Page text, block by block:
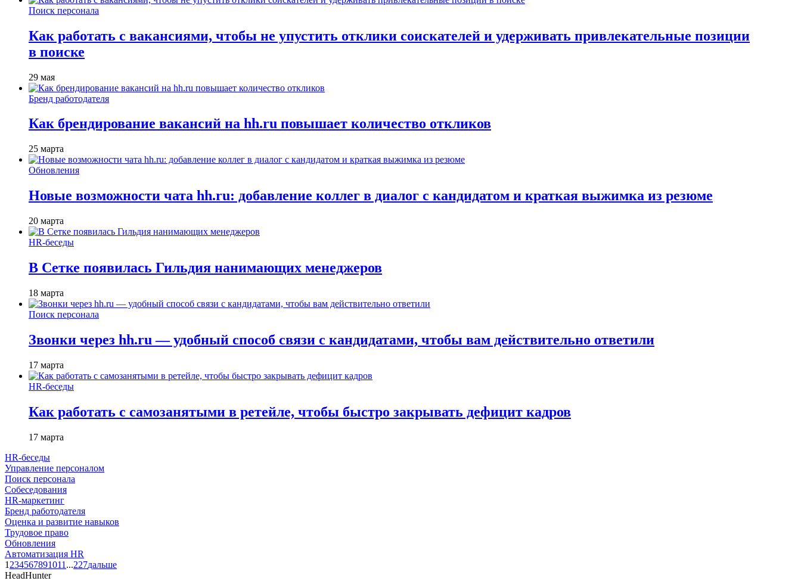
Поиск персонала
Как работать с вакансиями, чтобы не упустить отклики соискателей и удерживать привлекательные позиции
в поиске
29 мая
Бренд работодателя
Как брендирование вакансий на hh.ru повышает количество откликов
25 марта
Обновления
Новые возможности чата hh.ru: добавление коллег в диалог с кандидатом и краткая выжимка из резюме
20 марта
HR-беседы
В Сетке появилась Гильдия нанимающих менеджеров
18 марта
Поиск персонала
Звонки через hh.ru — удобный способ связи с кандидатами, чтобы вам действительно ответили
17 марта
HR-беседы
Как работать с самозанятыми в ретейле, чтобы быстро закрывать дефицит кадров
17 марта
HR-беседы
Управление персоналом
Поиск персонала
Собеседования
HR-маркетинг
Бренд работодателя
Оценка и развитие навыков
Трудовое право
Обновления
Автоматизация HR
1 234567891011 ...227дальше
HeadHunter